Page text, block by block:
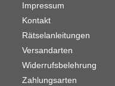
Impressum
Kontakt
Rätselanleitungen
Versandarten
Widerrufsbelehrung
Zahlungsarten